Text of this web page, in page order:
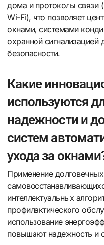
дома и протоколы связи
Wi-Fi), что позволяет
окнами, системами
охранной
безопасности.
Какие
используются
надежности и
систем
ухода за
Применение
интеллектуальных
профилактического
использование
повышают надежность и